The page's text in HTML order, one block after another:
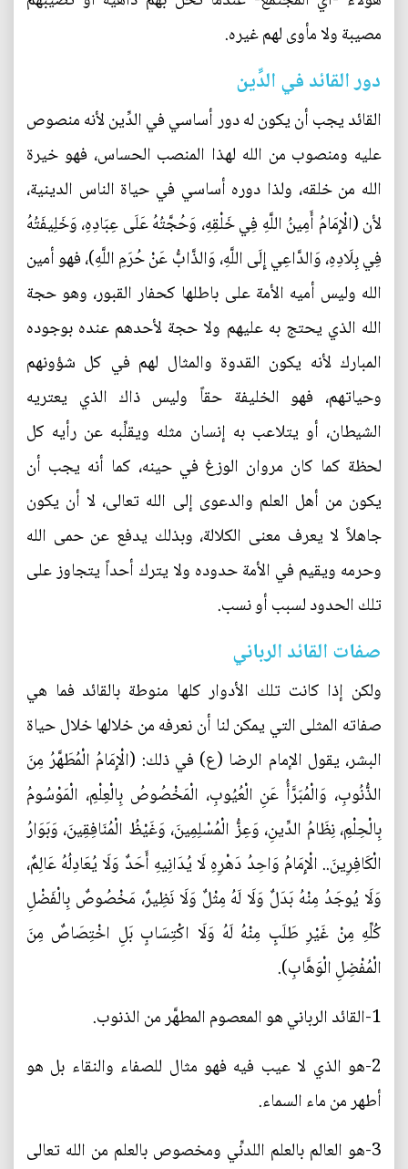
مصيبة ولا مأوى لهم غيره.
دور القائد في الدِّين
القائد يجب أن يكون له دور أساسي في الدِّين لأنه منصوص
عليه ومنصوب من الله لهذا المنصب الحساس، فهو خيرة
الله من خلقه، ولذا دوره أساسي في حياة الناس الدينية،
لأن (الْإِمَامُ أَمِينُ اللَّهِ فِي خَلْقِهِ، وَحُجَّتُهُ عَلَى عِبَادِهِ، وَخَلِيفَتُهُ
فِي بِلَادِهِ، وَالدَّاعِي إِلَى اللَّهِ، وَالذَّابُّ عَنْ حُرَمِ اللَّهِ)، فهو أمين
الله وليس أميه الأمة على باطلها كحفار القبور، وهو حجة
الله الذي يحتج به عليهم ولا حجة لأحدهم عنده بوجوده
المبارك لأنه يكون القدوة والمثال لهم في كل شؤونهم
وحياتهم، فهو الخليفة حقاً وليس ذاك الذي يعتريه
الشيطان، أو يتلاعب به إنسان مثله ويقلِّبه عن رأيه كل
لحظة كما كان مروان الوزغ في حينه، كما أنه يجب أن
يكون من أهل العلم والدعوى إلى الله تعالى، لا أن يكون
جاهلاً لا يعرف معنى الكلالة، وبذلك يدفع عن حمى الله
وحرمه ويقيم في الأمة حدوده ولا يترك أحداً يتجاوز على
تلك الحدود لسبب أو نسب.
صفات القائد الرباني
ولكن إذا كانت تلك الأدوار كلها منوطة بالقائد فما هي
صفاته المثلى التي يمكن لنا أن نعرفه من خلالها خلال حياة
البشر، يقول الإمام الرضا (ع) في ذلك: (الْإِمَامُ الْمُطَهَّرُ مِنَ
الذُّنُوبِ، وَالْمُبَرَّأُ عَنِ الْعُيُوبِ، الْمَخْصُوصُ بِالْعِلْمِ، الْمَوْسُومُ
بِالْحِلْمِ، نِظَامُ الدِّينِ، وَعِزُّ الْمُسْلِمِينَ، وَغَيْظُ الْمُنَافِقِينَ، وَبَوَارُ
الْكَافِرِينَ.. الْإِمَامُ وَاحِدُ دَهْرِهِ لَا يُدَانِيهِ أَحَدٌ وَلَا يُعَادِلُهُ عَالِمٌ،
وَلَا يُوجَدُ مِنْهُ بَدَلٌ وَلَا لَهُ مِثْلٌ وَلَا نَظِيرٌ، مَخْصُوصٌ بِالْفَضْلِ
كُلِّهِ مِنْ غَيْرِ طَلَبٍ مِنْهُ لَهُ وَلَا اكْتِسَابٍ بَلِ اخْتِصَاصٌ مِنَ
الْمُفْضِلِ الْوَهَّابِ).
1-القائد الرباني هو المعصوم المطهَّر من الذنوب.
2-هو الذي لا عيب فيه فهو مثال للصفاء والنقاء بل هو
أطهر من ماء السماء.
3-هو العالم بالعلم اللدنِّي ومخصوص بالعلم من الله تعالى